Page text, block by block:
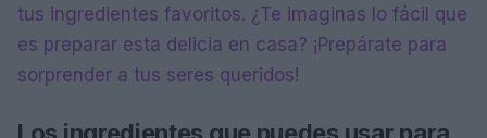
tus ingredientes favoritos. ¿Te imaginas lo fácil que
es preparar esta delicia en casa? ¡Prepárate para
sorprender a tus seres queridos!
Los ingredientes que puedes usar para